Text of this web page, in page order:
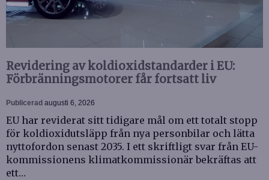
Revidering av koldioxidstandarder i EU:
Förbränningsmotorer får fortsatt liv
Publicerad augusti 6, 2026
EU har reviderat sitt tidigare mål om ett totalt stopp
för koldioxidutsläpp från nya personbilar och lätta
nyttofordon senast 2035. I ett skriftligt svar från EU-
kommissionens klimatkommissionär bekräftas att
ett…